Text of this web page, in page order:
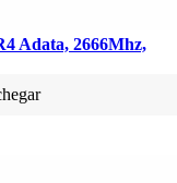
Adata, 2666Mhz,